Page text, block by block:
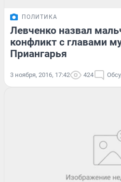
ПОЛИТИКА
Левченко назвал
конфликт с главами
Приангарья
3 ноября, 2016, 17:42 424